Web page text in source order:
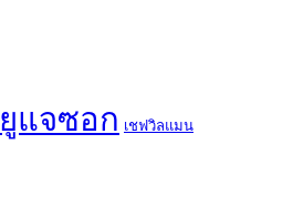
ยูแจซอก เชฟวิลแมน